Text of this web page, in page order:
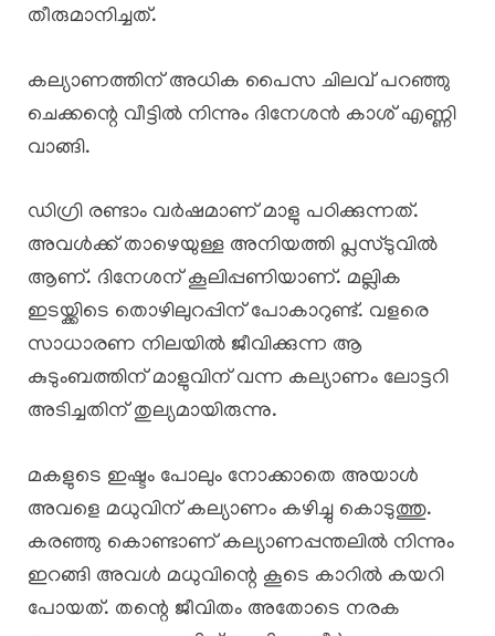
തീരുമാനിച്ചത്.
കല്യാണത്തിന് അധിക പൈസ ചിലവ് പറഞ്ഞു
ചെക്കന്റെ വീട്ടിൽ നിന്നും ദിനേശൻ കാശ് എണ്ണി
വാങ്ങി.
ഡിഗ്രി രണ്ടാം വർഷമാണ് മാളു പഠിക്കുന്നത്.
അവൾക്ക് താഴെയുള്ള അനിയത്തി പ്ലസ്ടുവിൽ
ആണ്. ദിനേശന് കൂലിപ്പണിയാണ്. മല്ലിക
ഇടയ്ക്കിടെ തൊഴിലുറപ്പിന് പോകാറുണ്ട്. വളരെ
സാധാരണ നിലയിൽ ജീവിക്കുന്ന ആ
കുടുംബത്തിന് മാളുവിന് വന്ന കല്യാണം ലോട്ടറി
അടിച്ചതിന് തുല്യമായിരുന്നു.
മകളുടെ ഇഷ്ടം പോലും നോക്കാതെ അയാൾ
അവളെ മധുവിന് കല്യാണം കഴിച്ചു കൊടുത്തു.
കരഞ്ഞു കൊണ്ടാണ് കല്യാണപ്പന്തലിൽ നിന്നും
ഇറങ്ങി അവൾ മധുവിന്റെ കൂടെ കാറിൽ കയറി
പോയത്. തന്റെ ജീവിതം അതോടെ നരക